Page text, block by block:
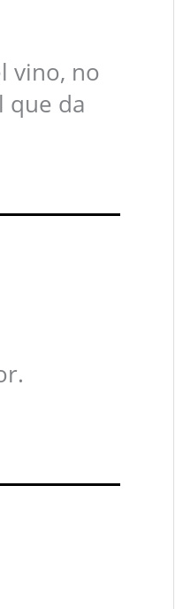
vino, no
que da